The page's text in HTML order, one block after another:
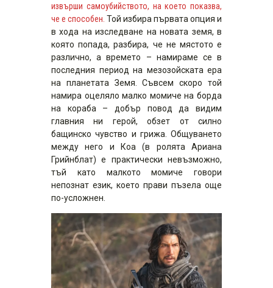
извърши самоубийството, на което показва,
че е способен. Той избира първата опция и
в хода на изследване на новата земя, в
която попада, разбира, че не мястото е
различно, а времето – намираме се в
последния период на мезозойската ера
на планетата Земя. Съвсем скоро той
намира оцеляло малко момиче на борда
на кораба – добър повод да видим
главния ни герой, обзет от силно
бащинско чувство и грижа. Общуването
между него и Коа (в ролята Ариана
Грийнблат) е практически невъзможно,
тъй като малкото момиче говори
непознат език, което прави пъзела още
по-усложнен.